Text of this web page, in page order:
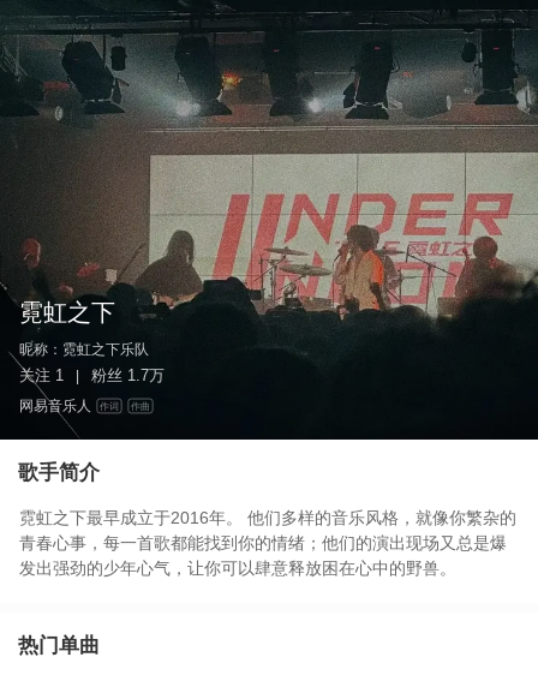
霓虹之下
昵称： 霓虹之下乐队
关注 1 粉丝 1.7万
网易音乐人 作词 作曲
歌手简介
霓虹之下最早成立于2016年。 他们多样的音乐风格，就像你繁杂的
青春心事，每一首歌都能找到你的情绪；他们的演出现场又总是爆
发出强劲的少年心气，让你可以肆意释放困在心中的野兽。
热门单曲